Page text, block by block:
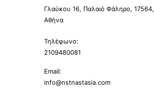
Γλαύκου 16, Παλαιό Φάληρο, 17564,
Αθήνα
Τηλέφωνο:
2109480081
Email:
info@nstnastasia.com